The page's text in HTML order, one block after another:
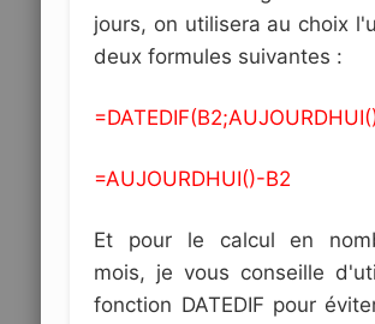
jours, on utilisera au choix
deux formules suivantes :
=AUJOURDHUI()-B2
Et pour le calcul en
mois, je vous conseille
fonction DATEDIF pour